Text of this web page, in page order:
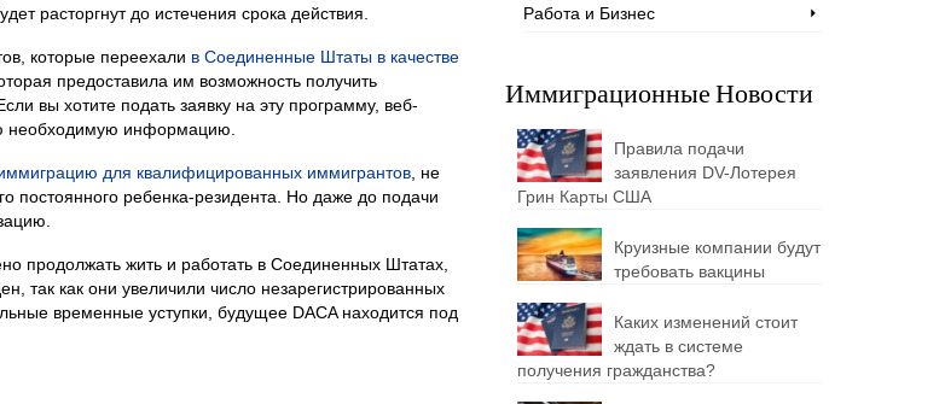
расторгнут до истечения срока действия.
которые переехали в Соединенные Штаты в качестве
предоставила им возможность получить
вы хотите подать заявку на эту программу, веб-
необходимую информацию.
для квалифицированных иммигрантов , не
ребенка-резидента. Но даже до подачи
продолжать жить и работать в Соединенных Штатах,
так как они увеличили число незарегистрированных
временные уступки, будущее DACA находится под
Работа и Бизнес
Иммиграционные Новости
Правила подачи
заявления DV-Лотерея
Грин Карты США
Круизные компании будут
требовать вакцины
Каких изменений стоит
ждать в системе
получения гражданства?